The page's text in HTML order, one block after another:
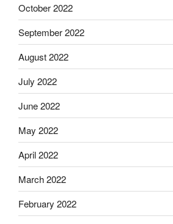
October 2022
September 2022
August 2022
July 2022
June 2022
May 2022
April 2022
March 2022
February 2022